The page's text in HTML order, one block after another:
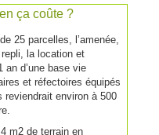
ça coûte ?
25 parcelles, l’amenée,
la location et
an d’une base vie
et réfectoires équipés
reviendrait environ à 500
m2 de terrain en